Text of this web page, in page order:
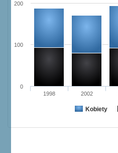
Kobiety
1998 2002
0
100
200